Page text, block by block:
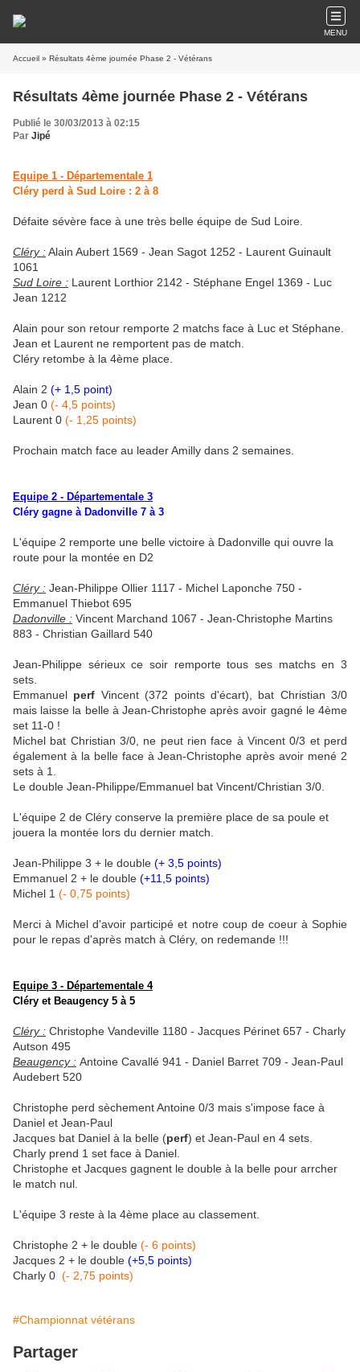
MENU
Accueil » Résultats 4ème journée Phase 2 - Vétérans
Résultats 4ème journée Phase 2 - Vétérans
Publié le 30/03/2013 à 02:15
Par Jipé
Equipe 1 - Départementale 1
Cléry perd à Sud Loire : 2 à 8
Défaite sévère face à une très belle équipe de Sud Loire.
Cléry :Alain Aubert 1569 - Jean Sagot 1252 - Laurent Guinault
1061
Sud Loire : Laurent Lorthior 2142 - Stéphane Engel 1369 - Luc
Jean 1212
Alain pour son retour remporte 2 matchs face à Luc et Stéphane.
Jean et Laurent ne remportent pas de match.
Cléry retombe à la 4ème place.
Alain 2 (+ 1,5 point)
Jean 0 (- 4,5 points)
Laurent 0 (- 1,25 points)
Prochain match face au leader Amilly dans 2 semaines.
Equipe 2 - Départementale 3
Cléry gagne à Dadonville 7 à 3
L'équipe 2 remporte une belle victoire à Dadonville qui ouvre la
route pour la montée en D2
Cléry : Jean-Philippe Ollier 1117 - Michel Laponche 750 -
Emmanuel Thiebot 695
Dadonville : Vincent Marchand 1067 - Jean-Christophe Martins
883 - Christian Gaillard 540
Jean-Philippe sérieux ce soir remporte tous ses matchs en 3
sets.
Emmanuel perf Vincent (372 points d'écart), bat Christian 3/0
mais laisse la belle à Jean-Christophe après avoir gagné le 4ème
set 11-0 !
Michel bat Christian 3/0, ne peut rien face à Vincent 0/3 et perd
également à la belle face à Jean-Christophe après avoir mené 2
sets à 1.
Le double Jean-Philippe/Emmanuel bat Vincent/Christian 3/0.
L'équipe 2 de Cléry conserve la première place de sa poule et
jouera la montée lors du dernier match.
Jean-Philippe 3 + le double (+ 3,5 points)
Emmanuel 2 + le double (+11,5 points)
Michel 1 (- 0,75 points)
Merci à Michel d'avoir participé et notre coup de coeur à Sophie
pour le repas d'après match à Cléry, on redemande !!!
Equipe 3 - Départementale 4
Cléry et Beaugency 5 à 5
Cléry : Christophe Vandeville 1180 - Jacques Périnet 657 - Charly
Autson 495
Beaugency : Antoine Cavallé 941 - Daniel Barret 709 - Jean-Paul
Audebert 520
Christophe perd sèchement Antoine 0/3 mais s'impose face à
Daniel et Jean-Paul
Jacques bat Daniel à la belle (perf) et Jean-Paul en 4 sets.
Charly prend 1 set face à Daniel.
Christophe et Jacques gagnent le double à la belle pour arrcher
le match nul.
L'équipe 3 reste à la 4ème place au classement.
Christophe 2 + le double (- 6 points)
Jacques 2 + le double (+5,5 points)
Charly 0 (- 2,75 points)
#Championnat vétérans
Partager